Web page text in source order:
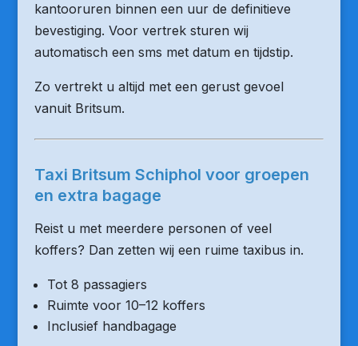
kantooruren binnen een uur de definitieve
bevestiging. Voor vertrek sturen wij
automatisch een sms met datum en tijdstip.
Zo vertrekt u altijd met een gerust gevoel
vanuit Britsum.
Taxi Britsum Schiphol voor groepen
en extra bagage
Reist u met meerdere personen of veel
koffers? Dan zetten wij een ruime taxibus in.
Tot 8 passagiers
Ruimte voor 10–12 koffers
Inclusief handbagage